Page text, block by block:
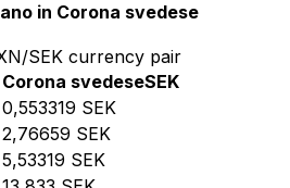
in Corona svedese
SEK currency pair
Corona svedeseSEK
0,553319 SEK
2,76659 SEK
5,53319 SEK